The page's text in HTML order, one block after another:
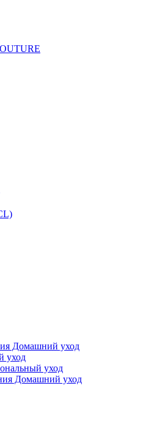
Домашний уход
уход
уход
Домашний уход